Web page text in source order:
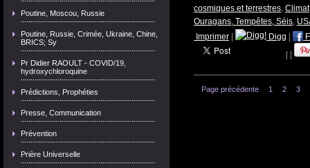
Poutine, Moscou, Russie
Poutine, Russie, Crimée, Ukraine, Chine,
BRICS; Sy
Pr Didier RAOULT - COVID/19,
hydroxychloroquine
Prédictions, Prophéties
Presse, Communication
Prévention
Prière Universelle
cosmiques et terrestres,
Ouragans, Tempêtes, Séis,
Imprimer
Digg
Page précédente 1 2 3